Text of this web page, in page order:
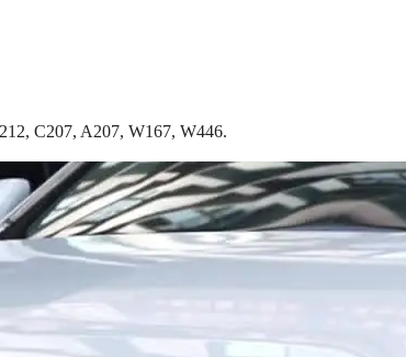
C207, A207, W167, W446.